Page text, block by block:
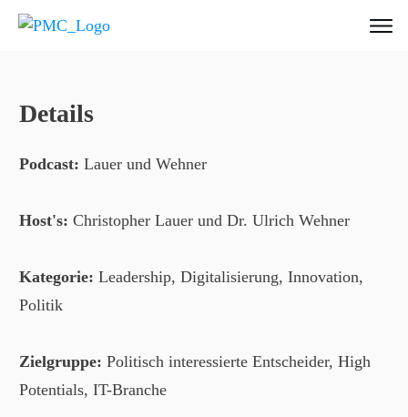
Details
Podcast: Lauer und Wehner
Host's: Christopher Lauer und Dr. Ulrich Wehner
Kategorie: Leadership, Digitalisierung, Innovation,
Politik
Zielgruppe: Politisch interessierte Entscheider, High
Potentials, IT-Branche